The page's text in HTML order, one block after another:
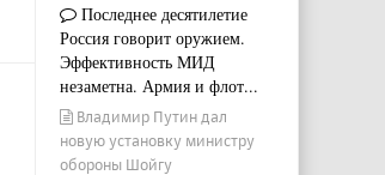
Последнее десятилетие
Россия говорит оружием.
Эффективность МИД
незаметна. Армия и флот...
Владимир Путин дал
новую установку министру
обороны Шойгу